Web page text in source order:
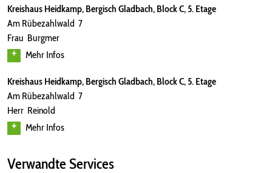
Kreishaus Heidkamp, Bergisch Gladbach, Block C, 5. Etage
Am Rübezahlwald 7
Frau Burgmer
Mehr Infos
Kreishaus Heidkamp, Bergisch Gladbach, Block C, 5. Etage
Am Rübezahlwald 7
Herr Reinold
Mehr Infos
Verwandte Services